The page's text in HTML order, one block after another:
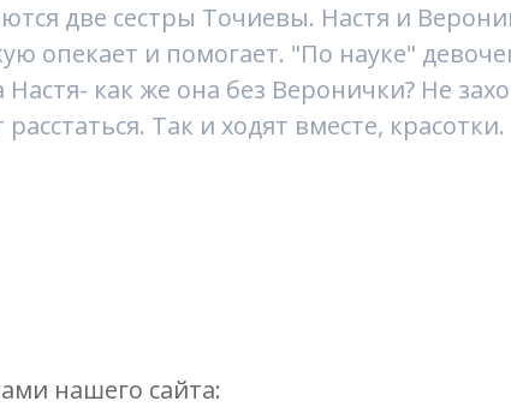
две сестры Точиевы. Настя и
опекает и помогает. "По науке"
как же она без Веронички? Не
Так и ходят вместе, красотки.
нашего сайта: